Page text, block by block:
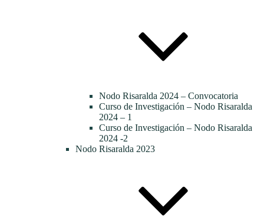
Nodo Risaralda 2024 – Convocatoria
Curso de Investigación – Nodo Risaralda
2024 – 1
Curso de Investigación – Nodo Risaralda
2024 -2
Nodo Risaralda 2023